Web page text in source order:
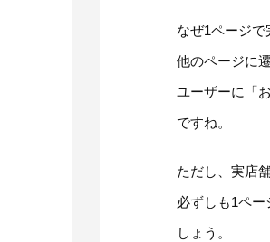
なぜ1ページで
他のページに
ユーザーに「
ですね。
ただし、実店
必ずしも1ペ
しょう。